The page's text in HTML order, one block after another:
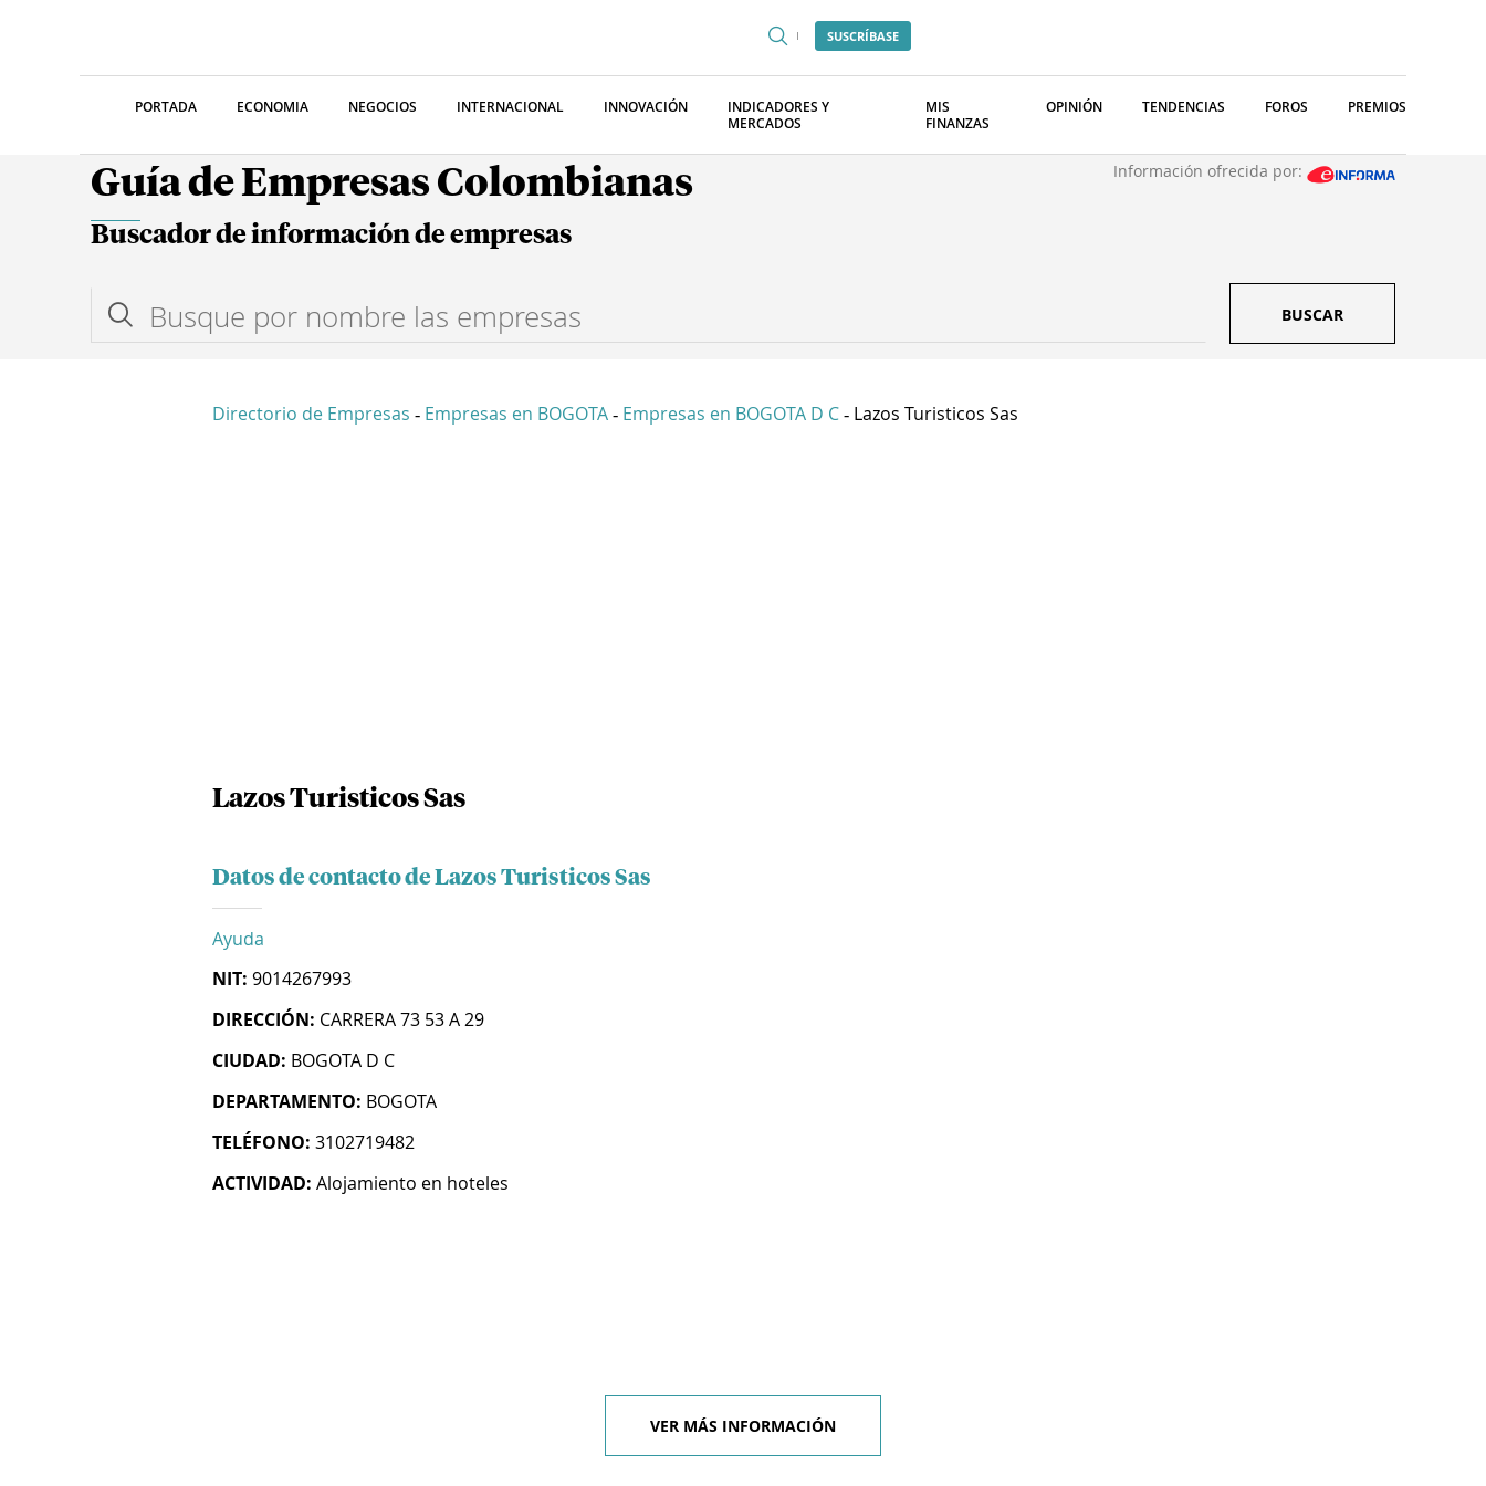
SUSCRÍBASE
PORTADA ECONOMIA NEGOCIOS INTERNACIONAL INNOVACIÓN
INDICADORES Y
MERCADOS
MIS
FINANZAS
OPINIÓN TENDENCIAS FOROS PREMIOS
Guía de Empresas Colombianas Información ofrecida por:
Buscador de información de empresas
BUSCAR
Directorio de Empresas - Empresas en BOGOTA - Empresas en BOGOTA D C - Lazos Turisticos Sas
Lazos Turisticos Sas
Datos de contacto de Lazos Turisticos Sas
Ayuda
NIT: 9014267993
DIRECCIÓN: CARRERA 73 53 A 29
CIUDAD: BOGOTA D C
DEPARTAMENTO: BOGOTA
TELÉFONO: 3102719482
ACTIVIDAD: Alojamiento en hoteles
VER MÁS INFORMACIÓN